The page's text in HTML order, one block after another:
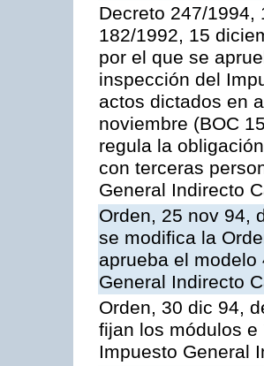
Decreto 247/1994,
182/1992, 15
por el que se
inspección del
actos dictados en
noviembre (BOC
regula la
con terceras
General Indirecto
Orden, 25 nov 94,
se modifica la
aprueba el
General Indirecto
Orden, 30 dic 94,
fijan los módulos
Impuesto General